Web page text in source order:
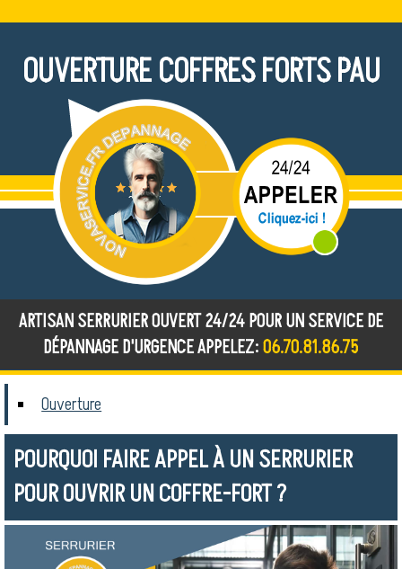
OUVERTURE COFFRES FORTS PAU
ARTISAN SERRURIER OUVERT 24/24 POUR UN SERVICE DE
DÉPANNAGE D'URGENCE APPELEZ:06.70.81.86.75
Ouverture
POURQUOI FAIRE APPEL À UN SERRURIER
POUR OUVRIR UN COFFRE-FORT ?